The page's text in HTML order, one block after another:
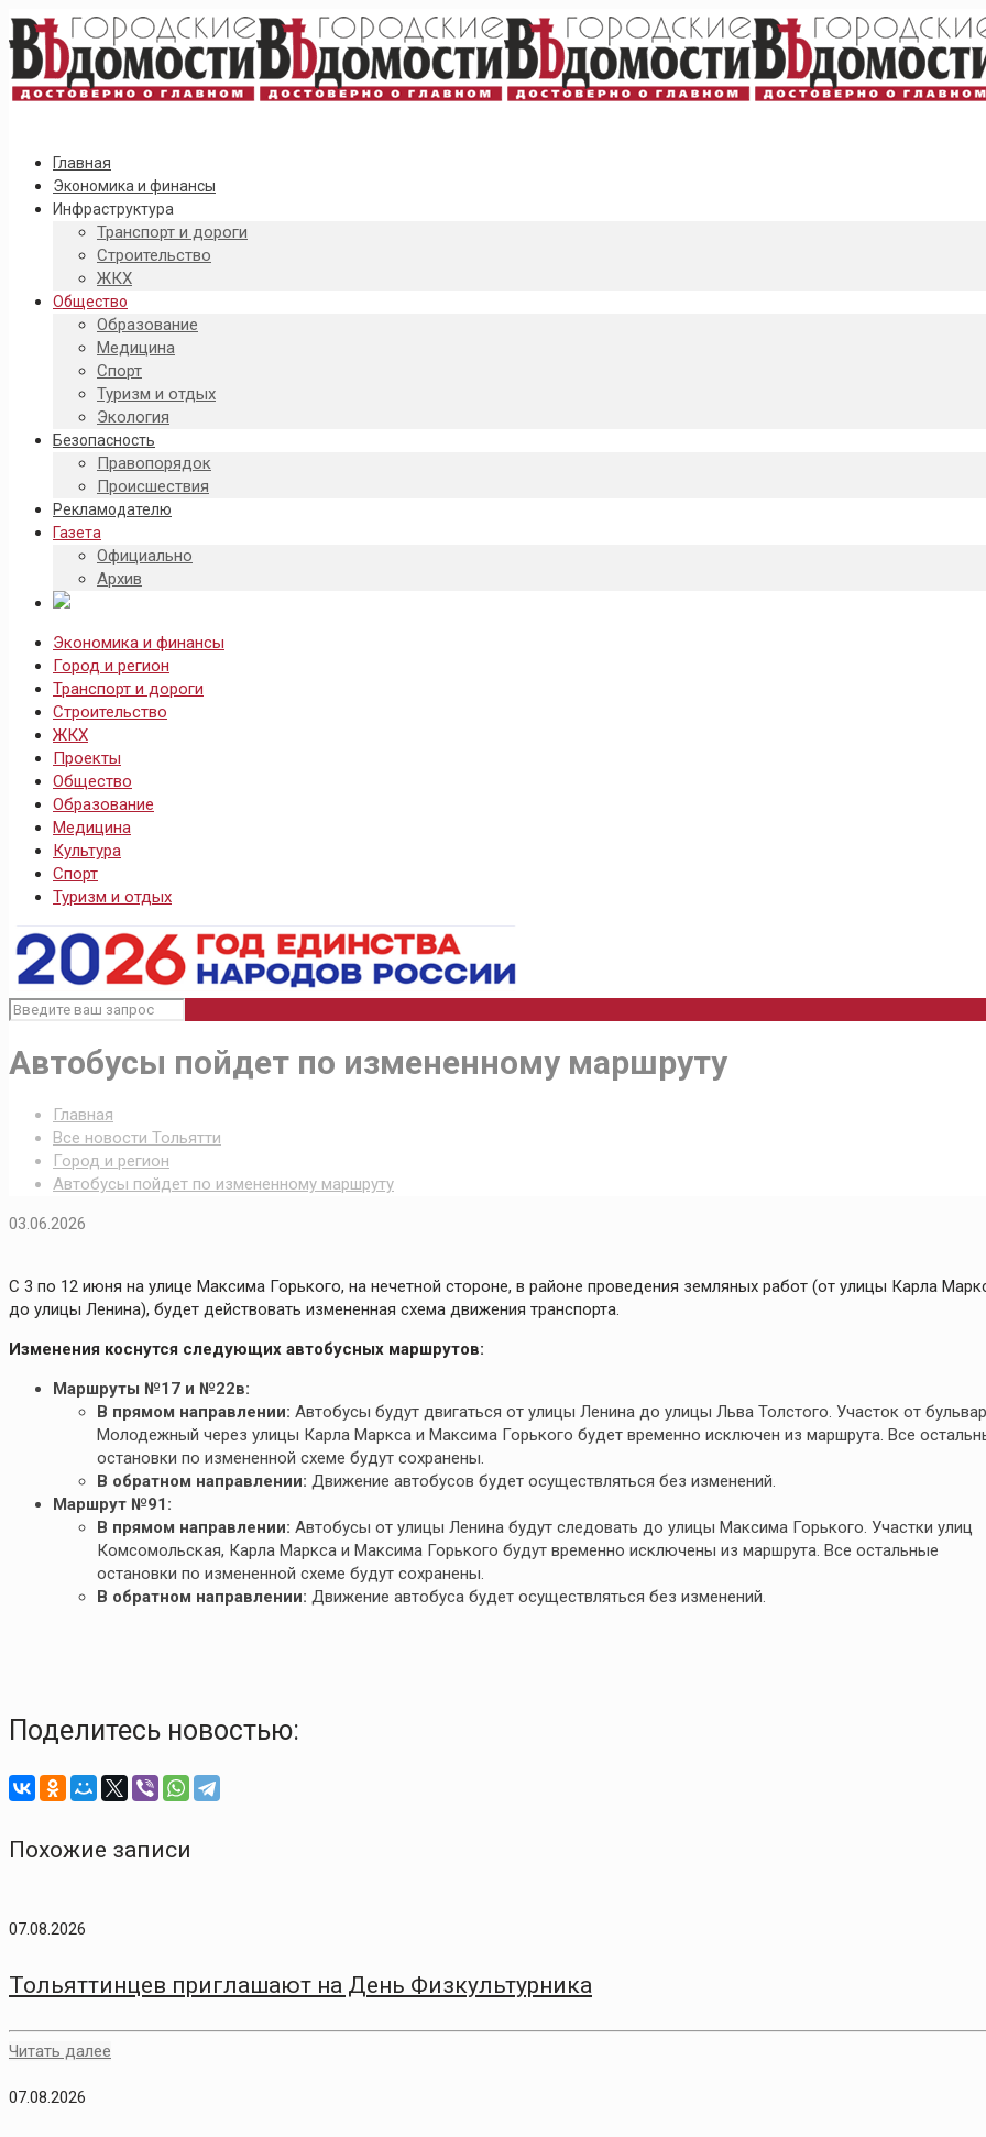
Главная
Экономика и финансы
Инфраструктура
Транспорт и дороги
Строительство
ЖКХ
Общество
Образование
Медицина
Спорт
Туризм и отдых
Экология
Безопасность
Правопорядок
Происшествия
Рекламодателю
Газета
Официально
Архив
Экономика и финансы
Город и регион
Транспорт и дороги
Строительство
ЖКХ
Проекты
Общество
Образование
Медицина
Культура
Спорт
Туризм и отдых
Автобусы пойдет по измененному маршруту
Главная
Все новости Тольятти
Город и регион
Автобусы пойдет по измененному маршруту
03.06.2026
С 3 по 12 июня на улице Максима Горького, на нечетной стороне, в районе проведения земляных работ (от улицы Карла
до улицы Ленина), будет действовать измененная схема движения транспорта.
Изменения коснутся следующих автобусных маршрутов:
Маршруты №17 и №22в:
В прямом направлении: Автобусы будут двигаться от улицы Ленина до улицы Льва Толстого. Участок от
Молодежный через улицы Карла Маркса и Максима Горького будет временно исключен из маршрута. Все
остановки по измененной схеме будут сохранены.
В обратном направлении: Движение автобусов будет осуществляться без изменений.
Маршрут №91:
В прямом направлении: Автобусы от улицы Ленина будут следовать до улицы Максима Горького. Участки улиц
Комсомольская, Карла Маркса и Максима Горького будут временно исключены из маршрута. Все остальные
остановки по измененной схеме будут сохранены.
В обратном направлении: Движение автобуса будет осуществляться без изменений.
Поделитесь новостью:
Похожие записи
07.08.2026
Тольяттинцев приглашают на День Физкультурника
Читать далее
07.08.2026